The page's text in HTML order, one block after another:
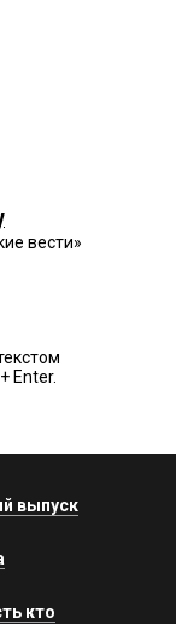
вести»
Enter.
выпуск
кто